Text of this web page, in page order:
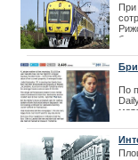
При
По
|